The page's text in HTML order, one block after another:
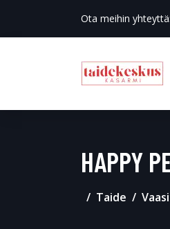
Ota meihin yhteyttä:
HAPPY
Taide